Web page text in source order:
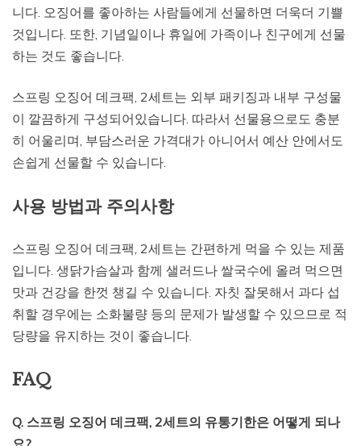
니다. 오징어를 좋아하는 사람들에게 선물하면 더욱더 기쁠
것입니다. 또한, 기념일이나 휴일에 가족이나 친구에게 선물
하는 것도 좋습니다.
스프링 오징어 데크팩, 2세트는 외부 패키징과 내부 구성물
이 깔끔하게 구성되어있습니다. 따라서 선물용으로도 충분
히 어울리며, 부담스러운 가격대가 아니어서 예산 안에서도
손쉽게 선물할 수 있습니다.
사용 방법과 주의사항
스프링 오징어 데크팩, 2세트는 간편하게 먹을 수 있는 제품
입니다. 생닭가슴살과 함께 샐러드나 쌀국수에 올려 먹으면
맛과 건강을 한껏 챙길 수 있습니다. 자칫 잘못해서 과다 섭
취할 경우에는 소화불량 등의 문제가 발생할 수 있으므로 적
당량을 유지하는 것이 좋습니다.
FAQ
Q. 스프링 오징어 데크팩, 2세트의 유통기한은 어떻게 되나